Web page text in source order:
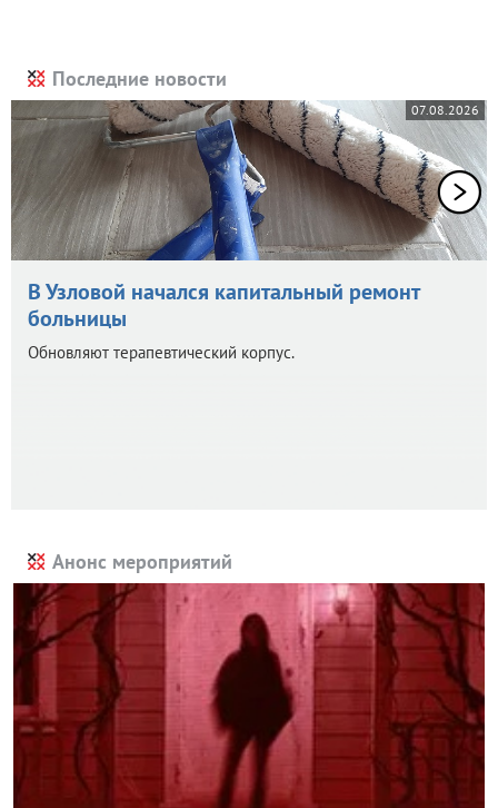
Последние новости
07.08.2026
В Узловой начался капитальный ремонт
больницы
Обновляют терапевтический корпус.
Анонс мероприятий